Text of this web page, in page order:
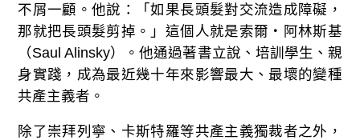
不屑一顧。他說：「如果長頭髮對交流造成障礙，
那就把長頭髮剪掉。」這個人就是索爾‧阿林斯基
（Saul Alinsky）。他通過著書立說、培訓學生、親
身實踐，成為最近幾十年來影響最大、最壞的變種
共產主義者。
除了崇拜列寧、卡斯特羅等共產主義獨裁者之外，